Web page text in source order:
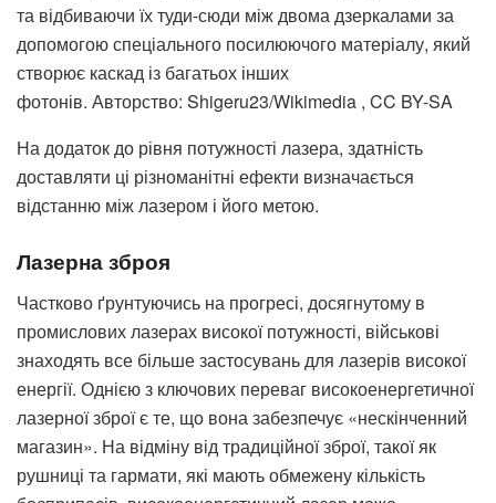
та відбиваючи їх туди-сюди між двома дзеркалами за
допомогою спеціального посилюючого матеріалу, який
створює каскад із багатьох інших
фотонів. Авторство: Shigeru23/Wikimedia , CC BY-SA
На додаток до рівня потужності лазера, здатність
доставляти ці різноманітні ефекти визначається
відстанню між лазером і його метою.
Лазерна зброя
Частково ґрунтуючись на прогресі, досягнутому в
промислових лазерах високої потужності, військові
знаходять все більше застосувань для лазерів високої
енергії. Однією з ключових переваг високоенергетичної
лазерної зброї є те, що вона забезпечує «нескінченний
магазин». На відміну від традиційної зброї, такої як
рушниці та гармати, які мають обмежену кількість